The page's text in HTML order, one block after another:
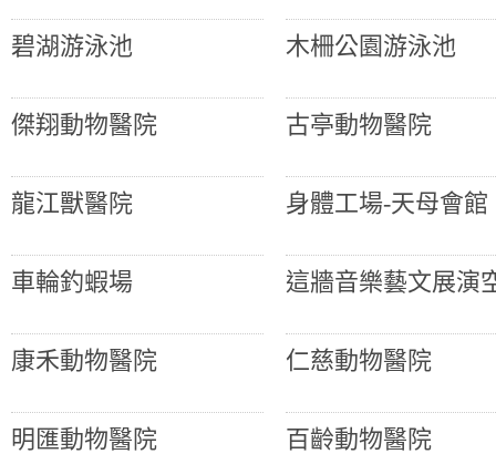
碧湖游泳池 木柵公園游泳池
傑翔動物醫院 古亭動物醫院
龍江獸醫院 身體工場-天母會館
車輪釣蝦場 這牆音樂藝文展演
康禾動物醫院 仁慈動物醫院
明匯動物醫院 百齡動物醫院